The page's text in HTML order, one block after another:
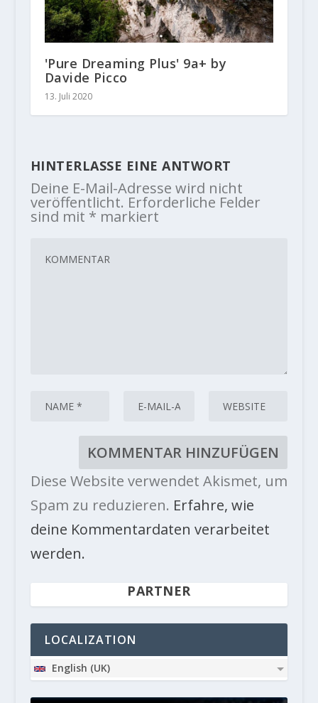
'Pure Dreaming Plus' 9a+ by
Davide Picco
13. Juli 2020
HINTERLASSE EINE ANTWORT
Deine E-Mail-Adresse wird nicht
veröffentlicht. Erforderliche Felder
sind mit * markiert
Diese Website verwendet Akismet, um
Spam zu reduzieren. Erfahre, wie
deine Kommentardaten verarbeitet
werden.
PARTNER
LOCALIZATION
English (UK)